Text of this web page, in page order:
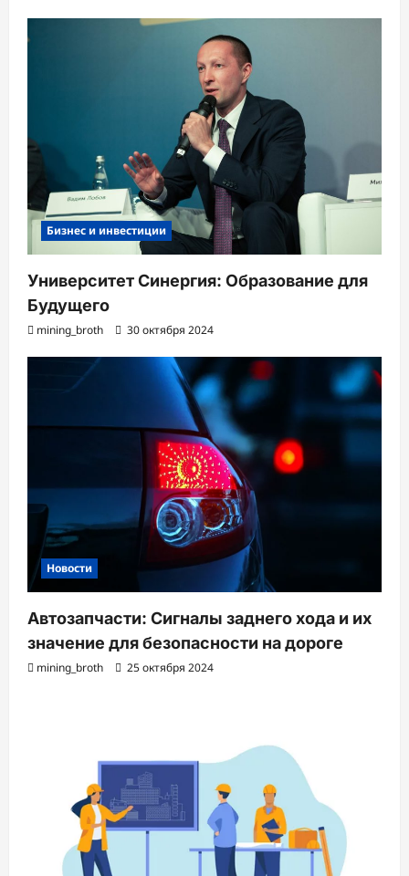
Бизнес и инвестиции
Университет Синергия: Образование для
Будущего
mining_broth 30 октября 2024
Новости
Автозапчасти: Сигналы заднего хода и их
значение для безопасности на дороге
mining_broth 25 октября 2024